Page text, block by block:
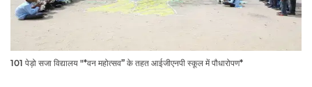
101 पेड़ो सजा विद्यालय "*वन महोत्सव” के तहत आईजीएनपी स्कूल में पौधारोपण*